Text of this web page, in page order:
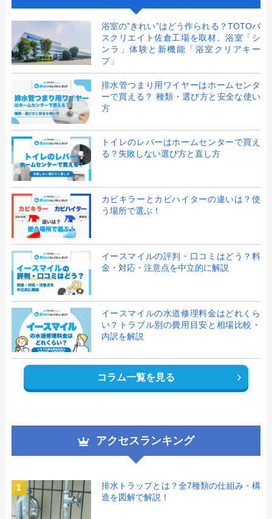
浴室の”きれい”はどう作られる？TOTOバ
スクリエイト佐倉工場を取材。浴室「シ
ンラ」体験と新機能「浴室クリアキー
プ」
排水管つまり用ワイヤーはホームセンタ
ーで買える？ 種類・選び方と安全な使い
方
トイレのレバーはホームセンターで買え
る？失敗しない選び方と直し方
カビキラーとカビハイターの違いは？使
う場所で選ぶ！
イースマイルの評判・口コミはどう？料
金・対応・注意点を中立的に解説
イースマイルの水道修理料金はどれくら
い？トラブル別の費用目安と相場比較・
内訳を解説
コラム一覧を見る
アクセスランキング
1
排水トラップとは？全7種類の仕組み・構
造を図解で解説！